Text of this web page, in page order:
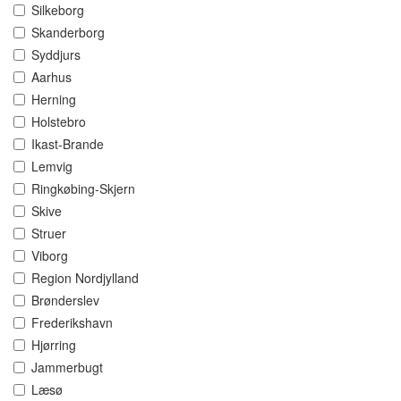
Silkeborg
Skanderborg
Syddjurs
Aarhus
Herning
Holstebro
Ikast-Brande
Lemvig
Ringkøbing-Skjern
Skive
Struer
Viborg
Region Nordjylland
Brønderslev
Frederikshavn
Hjørring
Jammerbugt
Læsø